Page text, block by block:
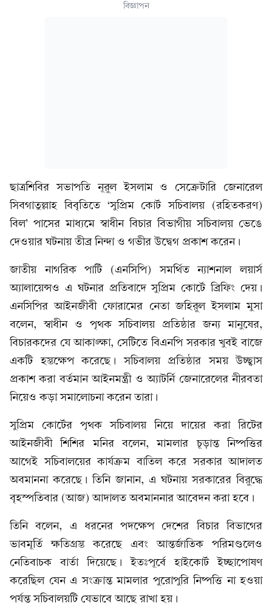
বিজ্ঞাপন
ছাত্রশিবির সভাপতি নূরুল ইসলাম ও সেক্রেটারি জেনারেল
সিবগাতুল্লাহ বিবৃতিতে ‘সুপ্রিম কোর্ট সচিবালয় (রহিতকরণ)
বিল’ পাসের মাধ্যমে স্বাধীন বিচার বিভাগীয় সচিবালয় ভেঙে
দেওয়ার ঘটনায় তীব্র নিন্দা ও গভীর উদ্বেগ প্রকাশ করেন।
জাতীয় নাগরিক পার্টি (এনসিপি) সমর্থিত ন্যাশনাল লয়ার্স
অ্যালায়েন্সও এ ঘটনার প্রতিবাদে সুপ্রিম কোর্টে ব্রিফিং দেয়।
এনসিপির আইনজীবী ফোরামের নেতা জহিরুল ইসলাম মুসা
বলেন, স্বাধীন ও পৃথক সচিবালয় প্রতিষ্ঠার জন্য মানুষের,
বিচারকদের যে আকাঙ্ক্ষা, সেটিতে বিএনপি সরকার খুবই বাজে
একটি হস্তক্ষেপ করেছে। সচিবালয় প্রতিষ্ঠার সময় উচ্ছ্বাস
প্রকাশ করা বর্তমান আইনমন্ত্রী ও অ্যাটর্নি জেনারেলের নীরবতা
নিয়েও কড়া সমালোচনা করেন তারা।
সুপ্রিম কোর্টের পৃথক সচিবালয় নিয়ে দায়ের করা রিটের
আইনজীবী শিশির মনির বলেন, মামলার চূড়ান্ত নিষ্পত্তির
আগেই সচিবালয়ের কার্যক্রম বাতিল করে সরকার আদালত
অবমাননা করেছে। তিনি জানান, এ ঘটনায় সরকারের বিরুদ্ধে
বৃহস্পতিবার (আজ) আদালত অবমাননার আবেদন করা হবে।
তিনি বলেন, এ ধরনের পদক্ষেপ দেশের বিচার বিভাগের
ভাবমূর্তি ক্ষতিগ্রস্ত করেছে এবং আন্তর্জাতিক পরিমণ্ডলেও
নেতিবাচক বার্তা দিয়েছে। ইতঃপূর্বে হাইকোর্ট ইচ্ছাপোষণ
করেছিল যেন এ সংক্রান্ত মামলার পুরোপুরি নিষ্পত্তি না হওয়া
পর্যন্ত সচিবালয়টি যেভাবে আছে রাখা হয়।